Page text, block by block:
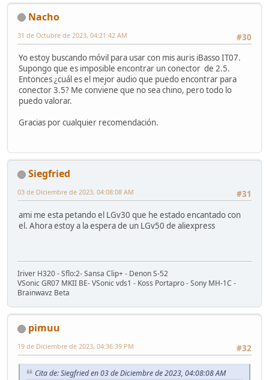
Nacho
#30
31 de Octubre de 2023, 04:21:42 AM
Yo estoy buscando móvil para usar con mis auris iBasso IT07.
Supongo que es imposible encontrar un conector de 2.5.
Entonces ¿cuál es el mejor audio que puedo encontrar para
conector 3.5? Me conviene que no sea chino, pero todo lo
puedo valorar.
Gracias por cualquier recomendación.
Siegfried
#31
03 de Diciembre de 2023, 04:08:08 AM
ami me esta petando el LGv30 que he estado encantado con
el. Ahora estoy a la espera de un LGv50 de aliexpress
Iriver H320 - Sflo:2- Sansa Clip+ - Denon S-52
VSonic GR07 MKII BE- VSonic vds1 - Koss Portapro - Sony MH-1C -
Brainwavz Beta
pimuu
#32
19 de Diciembre de 2023, 04:36:39 PM
Cita de: Siegfried en 03 de Diciembre de 2023, 04:08:08 AM